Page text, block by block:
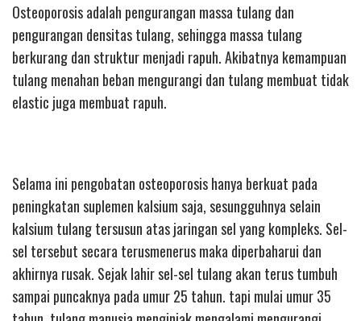
Osteoporosis adalah pengurangan massa tulang dan
pengurangan densitas tulang, sehingga massa tulang
berkurang dan struktur menjadi rapuh. Akibatnya kemampuan
tulang menahan beban mengurangi dan tulang membuat tidak
elastic juga membuat rapuh.
Selama ini pengobatan osteoporosis hanya berkuat pada
peningkatan suplemen kalsium saja, sesungguhnya selain
kalsium tulang tersusun atas jaringan sel yang kompleks. Sel-
sel tersebut secara terusmenerus maka diperbaharui dan
akhirnya rusak. Sejak lahir sel-sel tulang akan terus tumbuh
sampai puncaknya pada umur 25 tahun. tapi mulai umur 35